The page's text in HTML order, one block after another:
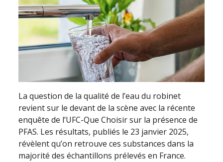
La question de la qualité de l’eau du robinet
revient sur le devant de la scène avec la récente
enquête de l’UFC-Que Choisir sur la présence de
PFAS. Les résultats, publiés le 23 janvier 2025,
révèlent qu’on retrouve ces substances dans la
majorité des échantillons prélevés en France.